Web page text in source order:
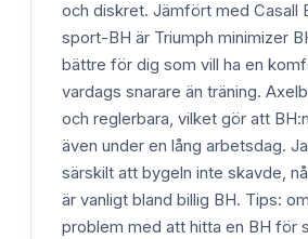
och diskret. Jämfört med Casall
sport-BH är Triumph minimizer
bättre för dig som vill ha en
vardags snarare än träning.
och reglerbara, vilket gör att
även under en lång arbetsdag.
särskilt att bygeln inte skavde,
är vanligt bland billig BH. Tips:
problem med att hitta en BH för